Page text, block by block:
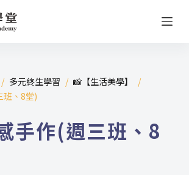
/ 多元終生學習 / 📸【生活美學】
/
班、8堂)
手作(週三班、8